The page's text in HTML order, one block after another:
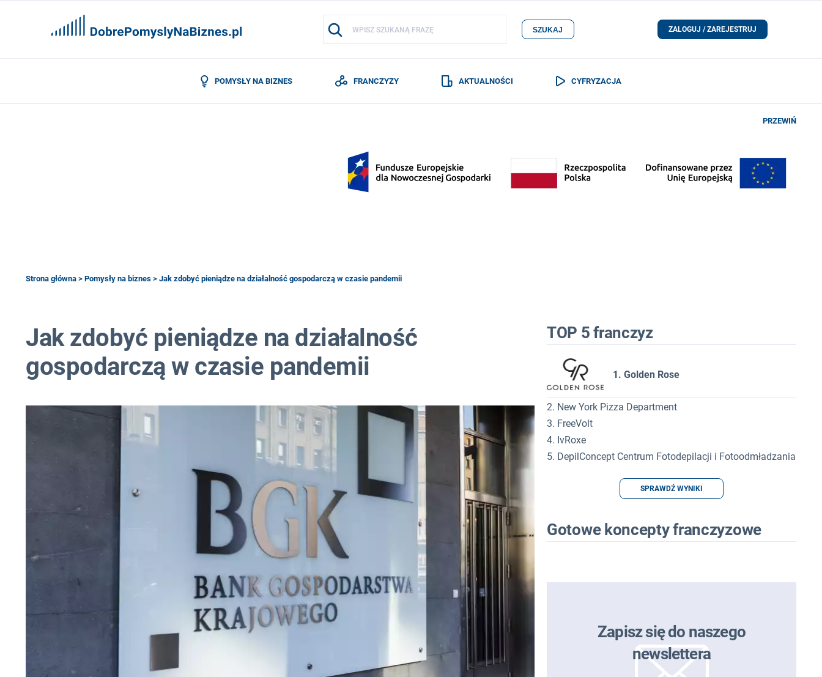
SZUKAJ ZALOGUJ / ZAREJESTRUJ
POMYSŁY NA BIZNES FRANCZYZY AKTUALNOŚCI CYFRYZACJA
PRZEWIŃ
Strona główna > Pomysły na biznes > Jak zdobyć pieniądze na działalność gospodarczą w czasie pandemii
Jak zdobyć pieniądze na działalność
gospodarczą w czasie pandemii
TOP 5 franczyz
1. Golden Rose
2. New York Pizza Department
3. FreeVolt
4. IvRoxe
5. DepilConcept Centrum Fotodepilacji i Fotoodmładzania
SPRAWDŹ WYNIKI
Gotowe koncepty franczyzowe
Zapisz się do naszego
newslettera